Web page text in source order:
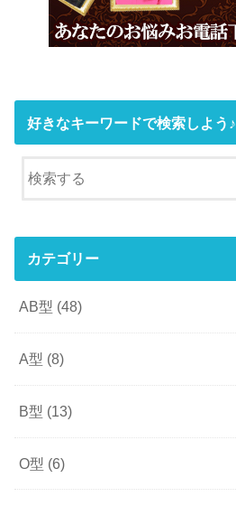
好きなキーワードで検索しよう♪
カテゴリー
AB型 (48)
A型 (8)
B型 (13)
O型 (6)